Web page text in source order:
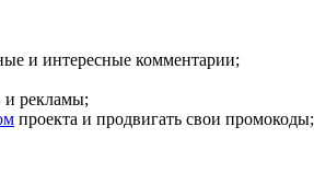
и интересные комментарии;
и рекламы;
проекта и продвигать свои промокоды;